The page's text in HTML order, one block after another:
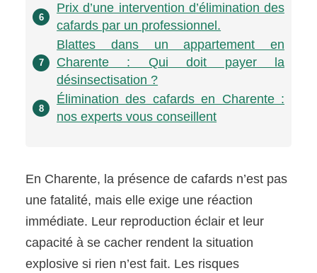
6
Prix d’une intervention d’élimination des
cafards par un professionnel.
7
Blattes dans un appartement en
Charente : Qui doit payer la
désinsectisation ?
8
Élimination des cafards en Charente :
nos experts vous conseillent
En Charente, la présence de cafards n’est pas
une fatalité, mais elle exige une réaction
immédiate. Leur reproduction éclair et leur
capacité à se cacher rendent la situation
explosive si rien n’est fait. Les risques